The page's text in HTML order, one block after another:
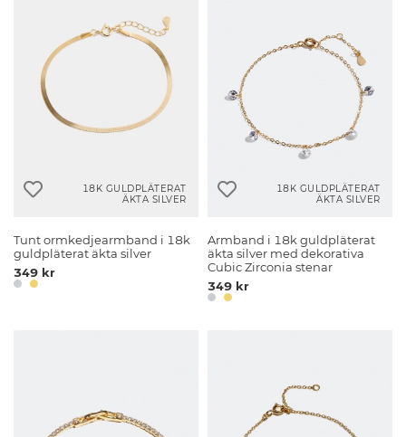
18K GULDPLÄTERAT
ÄKTA SILVER
Tunt ormkedjearmband i 18k
guldpläterat äkta silver
349 kr
18K GULDPLÄTERAT
ÄKTA SILVER
Armband i 18k guldpläterat
äkta silver med dekorativa
Cubic Zirconia stenar
349 kr